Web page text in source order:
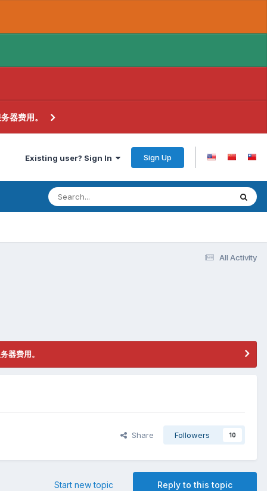
器费用。
Existing user? Sign In Sign Up
All Activity
器费用。
Share Followers 10
Reply to this topic
Start new topic